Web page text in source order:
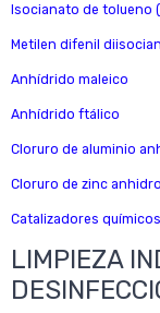
Isocianato de tolueno
Metilen difenil
Anhídrido maleico
Anhídrido ftálico
Cloruro de aluminio
Cloruro de zinc anhidro
Catalizadores
LIMPIEZA